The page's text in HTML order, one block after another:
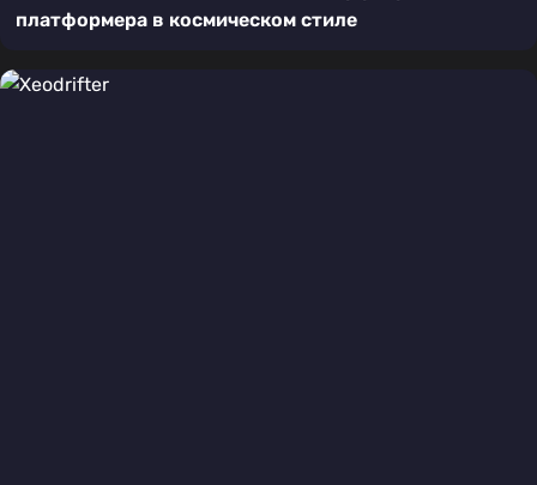
платформера в космическом стиле